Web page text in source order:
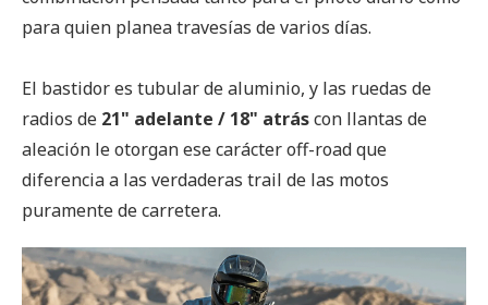
para quien planea travesías de varios días.
El bastidor es tubular de aluminio, y las ruedas de
radios de 21" adelante / 18" atráscon llantas de
aleación le otorgan ese carácter off-road que
diferencia a las verdaderas trail de las motos
puramente de carretera.